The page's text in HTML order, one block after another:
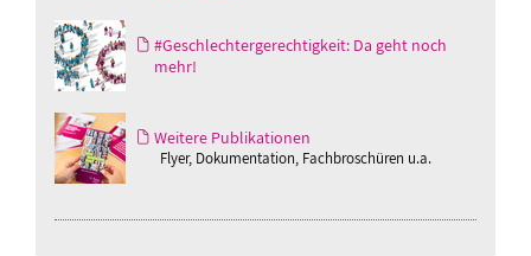
#Geschlechtergerechtigkeit: Da geht noch
mehr!
Weitere Publikationen
Flyer, Dokumentation, Fachbroschüren u.a.